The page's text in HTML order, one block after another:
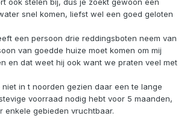
ook stelen bij, dus je zoekt gewoon een
snel komen, liefst wel een goed geloten
een persoon drie reddingsboten neem van
van goedde huize moet komen om mij
en dat weet hij ook want we praten veel met
in t noorden gezien daar een te lange
voorraad nodig hebt voor 5 maanden,
enkele gebieden vruchtbaar.